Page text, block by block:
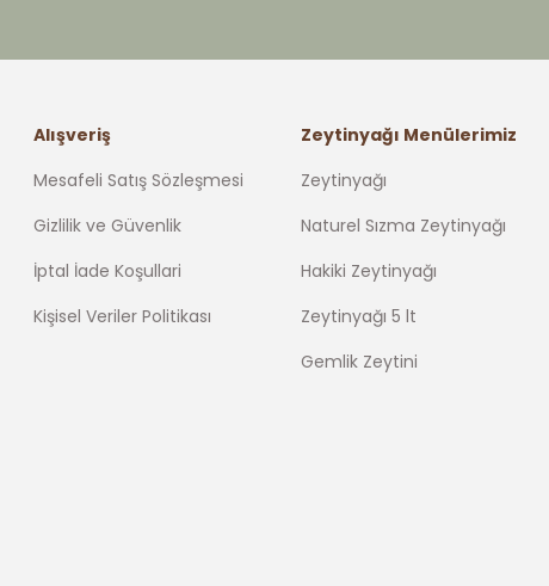
Alışveriş
Mesafeli Satış Sözleşmesi
Gizlilik ve Güvenlik
İptal İade Koşullari
Kişisel Veriler Politikası
Zeytinyağı Menülerimiz
Zeytinyağı
Naturel Sızma Zeytinyağı
Hakiki Zeytinyağı
Zeytinyağı 5 lt
Gemlik Zeytini